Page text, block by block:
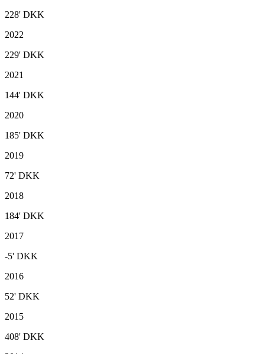
228' DKK
2022
229' DKK
2021
144' DKK
2020
185' DKK
2019
72' DKK
2018
184' DKK
2017
-5' DKK
2016
52' DKK
2015
408' DKK